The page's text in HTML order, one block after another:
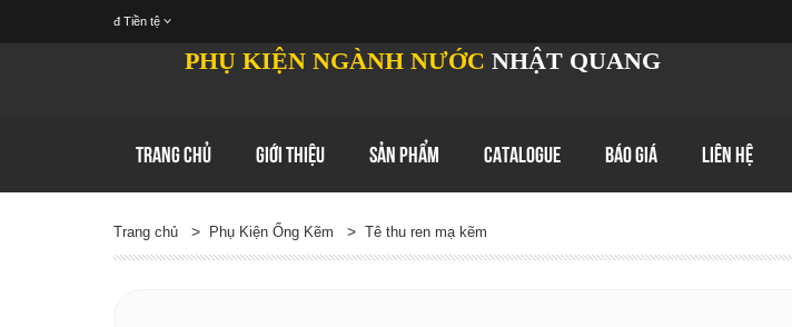
đ Tiền tệ
PHỤ KIỆN NGÀNH NƯỚC NHẬT QUANG
TRANG CHỦ GIỚI THIỆU SẢN PHẨM CATALOGUE BÁO GIÁ LIÊN HỆ
Trang chủ > Phụ Kiện Ống Kẽm > Tê thu ren mạ kẽm